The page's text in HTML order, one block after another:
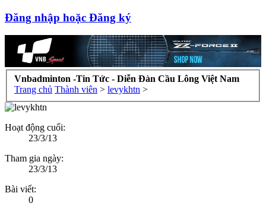
Đăng nhập hoặc Đăng ký
Vnbadminton -Tin Tức - Diễn Đàn Cầu Lông Việt Nam
Trang chủ Thành viên > levykhtn >
Hoạt động cuối:
23/3/13
Tham gia ngày:
23/3/13
Bài viết:
0